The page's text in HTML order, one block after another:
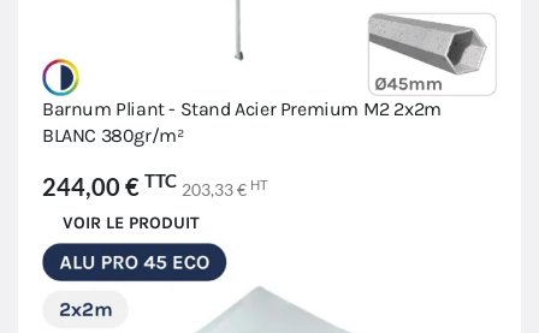
Barnum Pliant - Stand Acier Premium M2 2x2m
BLANC 380gr/m²
244,00 € TTC 203,33 € HT
VOIR LE PRODUIT